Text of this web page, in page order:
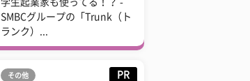
学生起業家も使ってる！？ -
SMBCグループの「Trunk（ト
ランク）...
その他 PR